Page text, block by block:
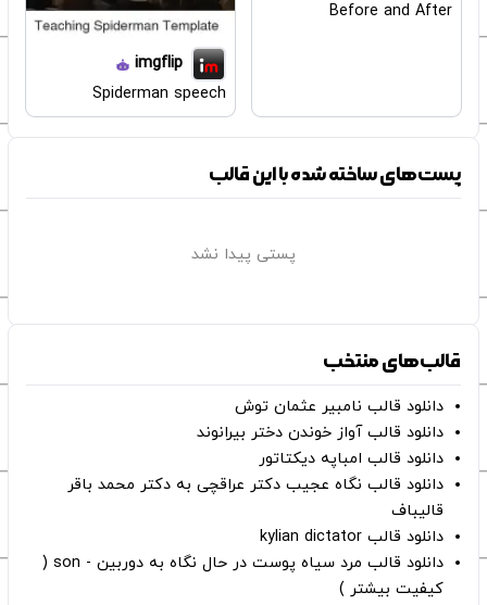
Before and After
imgflip
Spiderman speech
پست‌های ساخته شده با این قالب
پستی پیدا نشد
قالب‌های منتخب
دانلود قالب نامبیر عثمان ‌توش
دانلود قالب آواز خوندن دختر بیرانوند
دانلود قالب امباپه دیکتاتور
دانلود قالب نگاه عجیب دکتر عراقچی به دکتر محمد باقر
قالیباف
دانلود قالب kylian dictator
دانلود قالب مرد سیاه پوست در حال نگاه به دوربین - son (
کیفیت بیشتر )